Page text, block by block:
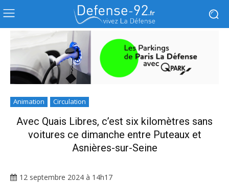
Animation Circulation
Avec Quais Libres, c’est six kilomètres sans
voitures ce dimanche entre Puteaux et
Asnières-sur-Seine
12 septembre 2024 à 14h17